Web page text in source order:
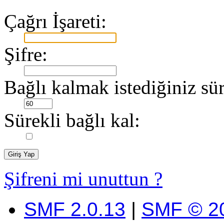
Çağrı İşareti:
Şifre:
Bağlı kalmak istediğiniz
Sürekli bağlı kal:
Şifreni mi unuttun ?
SMF 2.0.13 | SMF ©